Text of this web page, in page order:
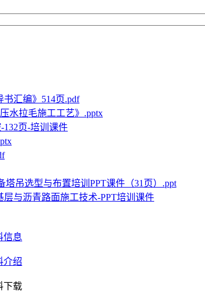
汇编》514页.pdf
水拉毛施工工艺》.pptx
页-培训课件
塔吊选型与布置培训PPT课件（31页）.ppt
与沥青路面施工技术-PPT培训课件
信息
介绍
下载